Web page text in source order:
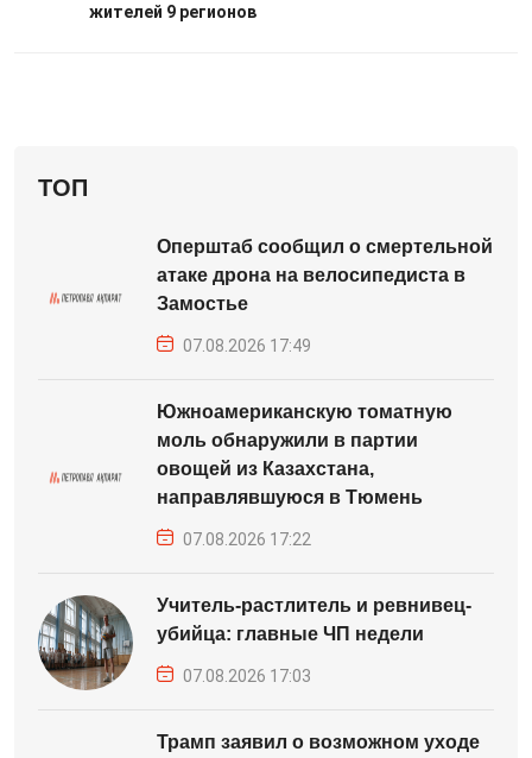
жителей 9 регионов
ТОП
Оперштаб сообщил о смертельной
атаке дрона на велосипедиста в
Замостье
07.08.2026 17:49
Южноамериканскую томатную
моль обнаружили в партии
овощей из Казахстана,
направлявшуюся в Тюмень
07.08.2026 17:22
Учитель-растлитель и ревнивец-
убийца: главные ЧП недели
07.08.2026 17:03
Трамп заявил о возможном уходе